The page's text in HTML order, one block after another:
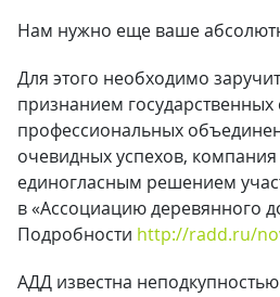
Нам нужно еще ваше
Для этого необходимо
признанием государственных
профессиональных
очевидных успехов, компания
единогласным решением
в «Ассоциацию деревянного
Подробности http://radd.ru/
АДД известна